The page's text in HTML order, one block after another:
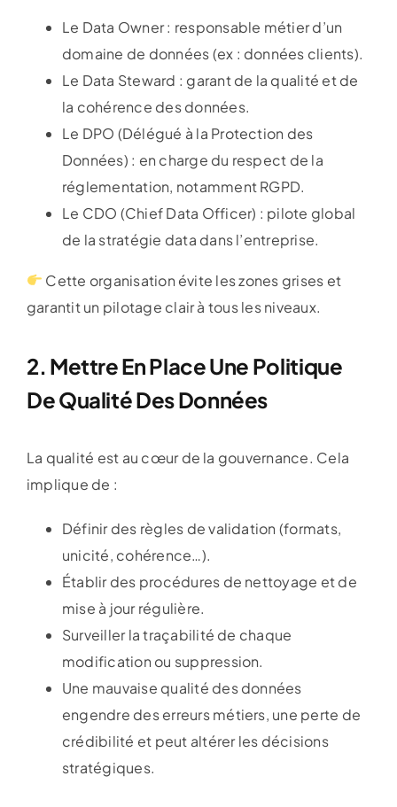
Le Data Owner : responsable métier d’un
domaine de données (ex : données clients).
Le Data Steward : garant de la qualité et de
la cohérence des données.
Le DPO (Délégué à la Protection des
Données) : en charge du respect de la
réglementation, notamment RGPD.
Le CDO (Chief Data Officer) : pilote global
de la stratégie data dans l’entreprise.
Cette organisation évite les zones grises et
garantit un pilotage clair à tous les niveaux.
2. Mettre En Place Une Politique
De Qualité Des Données
La qualité est au cœur de la gouvernance. Cela
implique de :
Définir des règles de validation (formats,
unicité, cohérence…).
Établir des procédures de nettoyage et de
mise à jour régulière.
Surveiller la traçabilité de chaque
modification ou suppression.
Une mauvaise qualité des données
engendre des erreurs métiers, une perte de
crédibilité et peut altérer les décisions
stratégiques.